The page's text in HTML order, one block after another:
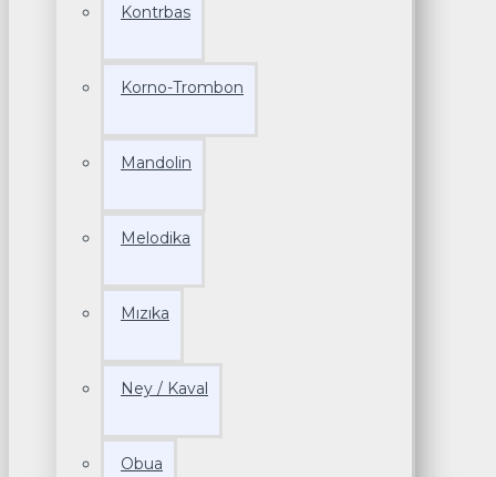
Kontrbas
Korno-Trombon
Mandolin
Melodika
Mızıka
Ney / Kaval
Obua